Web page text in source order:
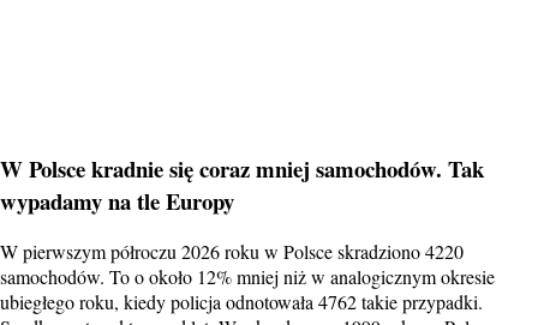
W Polsce kradnie się coraz mniej samochodów. Tak
wypadamy na tle Europy
W pierwszym półroczu 2026 roku w Polsce skradziono 4220
samochodów. To o około 12% mniej niż w analogicznym okresie
ubiegłego roku, kiedy policja odnotowała 4762 takie przypadki.